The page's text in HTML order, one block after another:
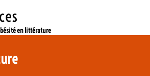
en littérature